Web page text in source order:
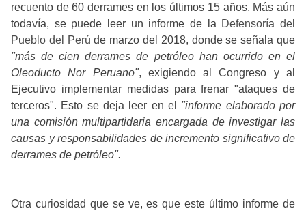
recuento de 60 derrames en los últimos 15 años. Más aún
todavía, se puede leer un informe de la Defensoría del
Pueblo del Perú de marzo del 2018, donde se señala que
"más de cien derrames de petróleo han ocurrido en el
Oleoducto Nor Peruano", exigiendo al Congreso y al
Ejecutivo implementar medidas para frenar "ataques de
terceros". Esto se deja leer en el "informe elaborado por
una comisión multipartidaria encargada de investigar las
causas y responsabilidades de incremento significativo de
derrames de petróleo".
Otra curiosidad que se ve, es que este último informe de